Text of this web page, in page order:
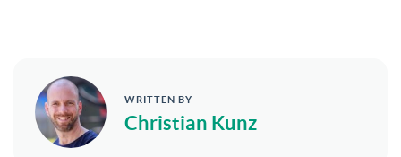
WRITTEN BY
Christian Kunz